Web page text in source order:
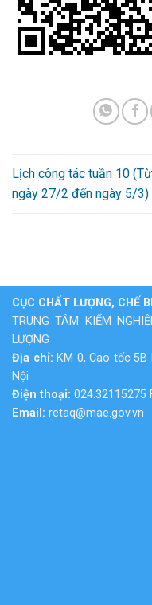
Lịch công tác tuần 10 (Từ
ngày 27/2 đến ngày 5/3)
CỤC CHẤT LƯỢNG, CHẾ
TRUNG TÂM KIỂM
LƯỢNG
Địa chỉ: KM 0, Cao tốc
Nội
Điện thoại: 024.32115275
Email: retaq@mae.gov.vn